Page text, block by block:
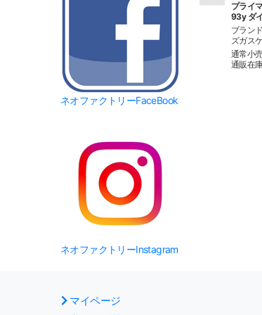
ネオファクトリーFaceBook
ネオファクトリーInstagram
プライ
93y ダ
ブラン
ズガス
通常小
通販在
マイページ